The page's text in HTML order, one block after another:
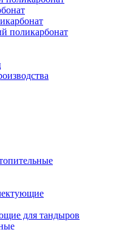
поликарбонат
для тандыров